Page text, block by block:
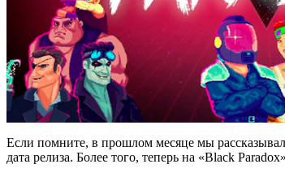
Если помните, в прошлом месяце мы
дата релиза. Более того, теперь на «Black